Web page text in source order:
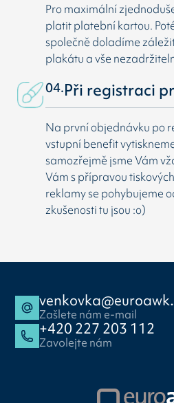
Pro maximální
platit platební kartou.
společně doladíme
plakátu a vše
04.Při registraci
Na první objednávku po
vstupní benefit
samozřejmě jsme Vám
Vám s přípravou
reklamy se pohybujeme
zkušenosti tu jsou :o)
Zašlete nám e-mail
+420 227 203 112
Zavolejte nám